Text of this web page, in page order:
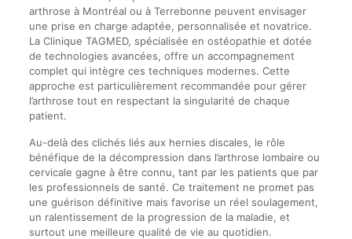
arthrose à Montréal ou à Terrebonne peuvent envisager
une prise en charge adaptée, personnalisée et novatrice.
La Clinique TAGMED, spécialisée en ostéopathie et dotée
de technologies avancées, offre un accompagnement
complet qui intègre ces techniques modernes. Cette
approche est particulièrement recommandée pour gérer
l’arthrose tout en respectant la singularité de chaque
patient.
Au-delà des clichés liés aux hernies discales, le rôle
bénéfique de la décompression dans l’arthrose lombaire ou
cervicale gagne à être connu, tant par les patients que par
les professionnels de santé. Ce traitement ne promet pas
une guérison définitive mais favorise un réel soulagement,
un ralentissement de la progression de la maladie, et
surtout une meilleure qualité de vie au quotidien.